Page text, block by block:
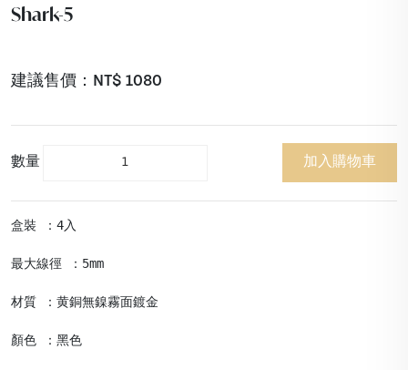
Shark-5
建議售價：NT$ 1080
數量 加入購物車
盒裝 ：4入
最大線徑 ：5mm
材質 ：黄銅無鎳霧面鍍金
顏色 ：黑色